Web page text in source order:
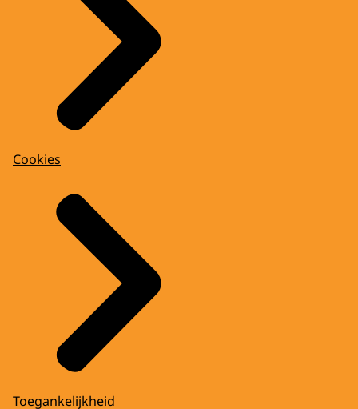
Cookies
Toegankelijkheid